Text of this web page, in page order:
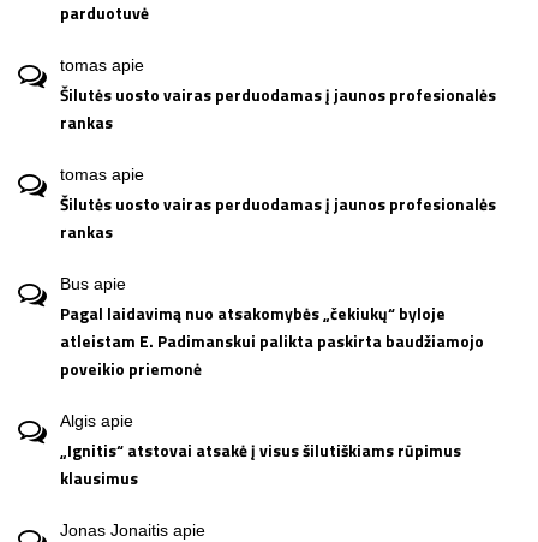
parduotuvė
tomas apie
Šilutės uosto vairas perduodamas į jaunos profesionalės
rankas
tomas apie
Šilutės uosto vairas perduodamas į jaunos profesionalės
rankas
Bus apie
Pagal laidavimą nuo atsakomybės „čekiukų“ byloje
atleistam E. Padimanskui palikta paskirta baudžiamojo
poveikio priemonė
Algis apie
„Ignitis“ atstovai atsakė į visus šilutiškiams rūpimus
klausimus
Jonas Jonaitis apie